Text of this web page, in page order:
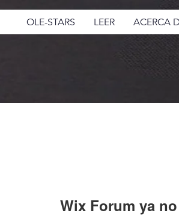
OLE-STARS LEER ACERCA
Wix Forum ya